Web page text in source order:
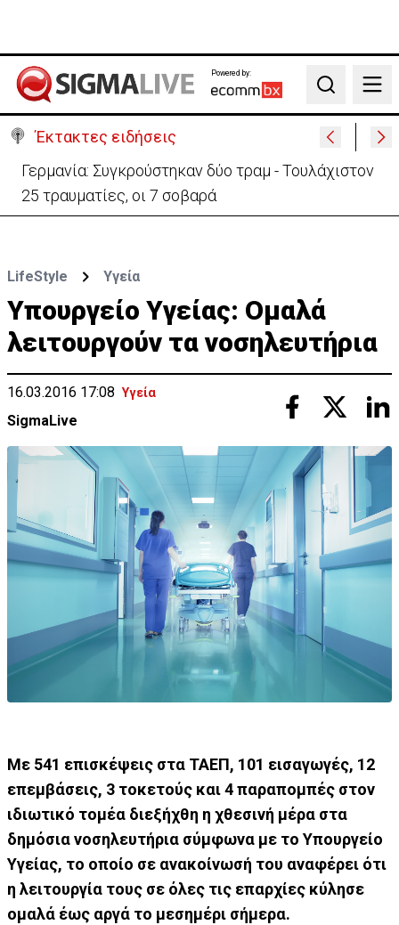
Powered by:
Search
Έκτακτες ειδήσεις
Αυτά είναι τα νέα Διοικητικά Συμβούλια των
Ημικρατικών Οργανισμών
LifeStyle Υγεία
Υπουργείο Υγείας: Ομαλά
λειτουργούν τα νοσηλευτήρια
16.03.2016 17:08 Υγεία
SigmaLive
Με 541 επισκέψεις στα ΤΑΕΠ, 101 εισαγωγές, 12
επεμβάσεις, 3 τοκετούς και 4 παραπομπές στον
ιδιωτικό τομέα διεξήχθη η χθεσινή μέρα στα
δημόσια νοσηλευτήρια σύμφωνα με το Υπουργείο
Υγείας, το οποίο σε ανακοίνωσή του αναφέρει ότι
η λειτουργία τους σε όλες τις επαρχίες κύλησε
ομαλά έως αργά το μεσημέρι σήμερα.